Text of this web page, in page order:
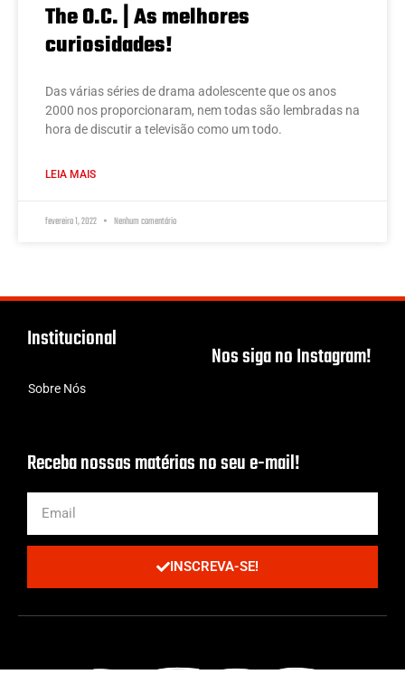
The O.C. | As melhores
curiosidades!
Das várias séries de drama adolescente que os anos
2000 nos proporcionaram, nem todas são lembradas na
hora de discutir a televisão como um todo.
LEIA MAIS
fevereiro 1, 2022 Nenhum comentário
Institucional
Sobre Nós
Nos siga no Instagram!
Receba nossas matérias no seu e-mail!
INSCREVA-SE!